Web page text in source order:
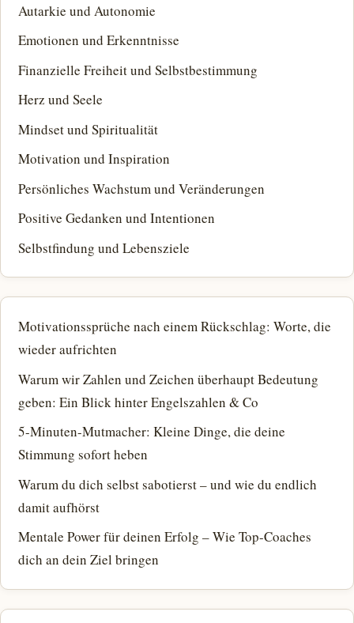
Autarkie und Autonomie
Emotionen und Erkenntnisse
Finanzielle Freiheit und Selbstbestimmung
Herz und Seele
Mindset und Spiritualität
Motivation und Inspiration
Persönliches Wachstum und Veränderungen
Positive Gedanken und Intentionen
Selbstfindung und Lebensziele
Motivationssprüche nach einem Rückschlag: Worte, die
wieder aufrichten
Warum wir Zahlen und Zeichen überhaupt Bedeutung
geben: Ein Blick hinter Engelszahlen & Co
5-Minuten-Mutmacher: Kleine Dinge, die deine
Stimmung sofort heben
Warum du dich selbst sabotierst – und wie du endlich
damit aufhörst
Mentale Power für deinen Erfolg – Wie Top-Coaches
dich an dein Ziel bringen